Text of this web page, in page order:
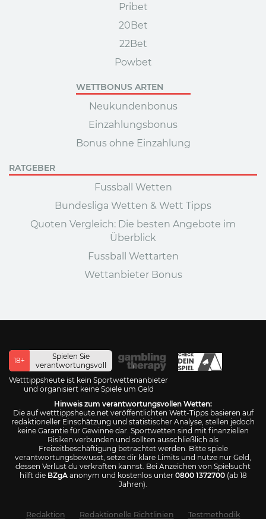
Pribet
20Bet
22Bet
Powbet
WETTBONUS ARTEN
Neukundenbonus
Einzahlungsbonus
Bonus ohne Einzahlung
RATGEBER
Fussball Wetten
Bundesliga Wetten & Wett Tipps
Quoten Vergleich: Die besten Angebote im
Überblick
Fussball Wettarten
Wettanbieter Bonus
18+
Spielen Sie
verantwortungsvoll
Wetttippsheute ist kein Sportwettenanbieter
und organisiert keine Spiele um Geld
Hinweis zum verantwortungsvollen Wetten:
Die auf wetttippsheute.net veröffentlichten Wett-Tipps basieren auf
redaktioneller Einschätzung und statistischer Analyse, stellen jedoch
keine Garantie für Gewinne dar. Sportwetten sind mit finanziellen
Risiken verbunden und sollten ausschließlich als
Freizeitbeschäftigung betrachtet werden. Bitte spiele
verantwortungsbewusst, setze dir klare Limits und nutze nur Geld,
dessen Verlust du verkraften kannst. Bei Anzeichen von Spielsucht
hilft die BZgAanonym und kostenlos unter 0800 1372700(ab 18
Jahren).
Redaktion Redaktionelle Richtlinien Testmethodik